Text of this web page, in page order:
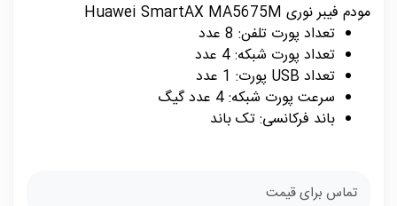
مودم فیبر نوری Huawei SmartAX MA5675M
تعداد پورت تلفن: 8 عدد
تعداد پورت شبکه: 4 عدد
تعداد USB پورت: 1 عدد
سرعت پورت شبکه: 4 عدد گیگ
باند فرکانسی: تک باند
تماس برای قیمت